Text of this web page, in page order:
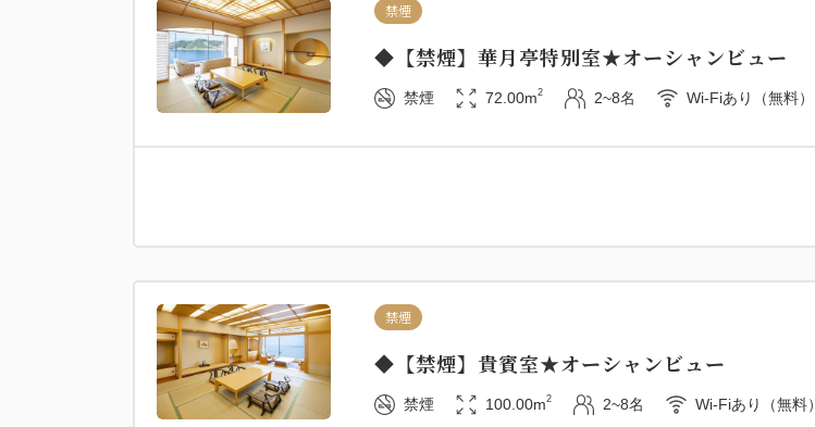
禁煙
◆【禁煙】華月亭特別室★オーシャンビュー
禁煙 72.00m2 2~8名 Wi-Fiあり（無料）
禁煙
◆【禁煙】貴賓室★オーシャンビュー
禁煙 100.00m2 2~8名 Wi-Fiあり（無料）